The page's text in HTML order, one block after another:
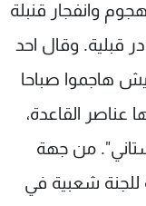
وانفجار قنبلة
قبلية. وقال احد
هاجموا صباحا
عناصر القاعدة،
من جهة
للجنة شعبية في